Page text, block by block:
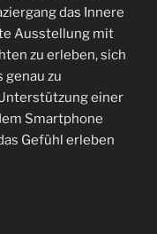
das Innere
Ausstellung mit
zu erleben, sich
genau zu
einer
Smartphone
Gefühl erleben